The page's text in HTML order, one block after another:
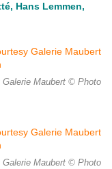
Hans Lemmen,
Maubert © Photo
Maubert © Photo